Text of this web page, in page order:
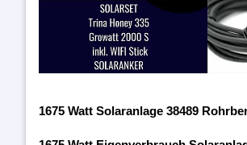
1675 Watt Solaranlage 38489